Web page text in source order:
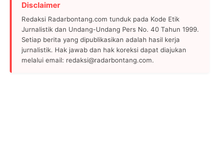
Disclaimer
Redaksi Radarbontang.com tunduk pada Kode Etik
Jurnalistik dan Undang-Undang Pers No. 40 Tahun 1999.
Setiap berita yang dipublikasikan adalah hasil kerja
jurnalistik. Hak jawab dan hak koreksi dapat diajukan
melalui email: redaksi@radarbontang.com.